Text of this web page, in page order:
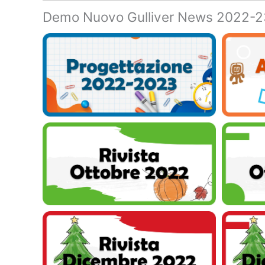
Demo Nuovo Gulliver News 2022-